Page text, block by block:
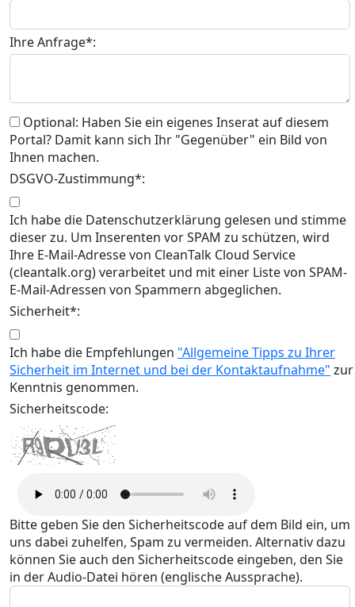
Ihre Anfrage*:
Optional: Haben Sie ein eigenes Inserat auf diesem
Portal? Damit kann sich Ihr "Gegenüber" ein Bild von
Ihnen machen.
DSGVO-Zustimmung*:
Ich habe die Datenschutzerklärung gelesen und stimme
dieser zu. Um Inserenten vor SPAM zu schützen, wird
Ihre E-Mail-Adresse von CleanTalk Cloud Service
(cleantalk.org) verarbeitet und mit einer Liste von SPAM-
E-Mail-Adressen von Spammern abgeglichen.
Sicherheit*:
Ich habe die Empfehlungen "Allgemeine Tipps zu Ihrer
Sicherheit im Internet und bei der Kontaktaufnahme" zur
Kenntnis genommen.
Sicherheitscode:
Bitte geben Sie den Sicherheitscode auf dem Bild ein, um
uns dabei zuhelfen, Spam zu vermeiden. Alternativ dazu
können Sie auch den Sicherheitscode eingeben, den Sie
in der Audio-Datei hören (englische Aussprache).